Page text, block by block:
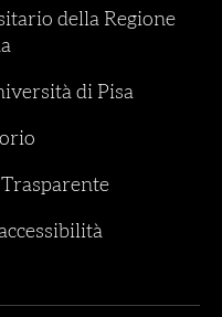
della Regione
di Pisa